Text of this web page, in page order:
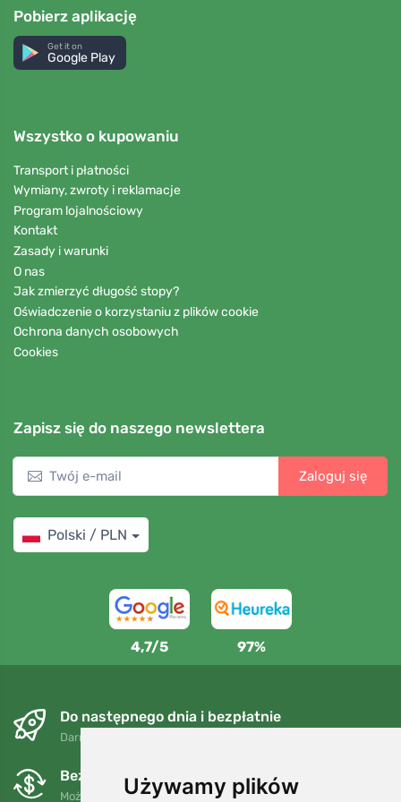
Używamy plików
Pobierz aplikację
Get it on
Google Play
Wszystko o kupowaniu
Transport i płatności
Wymiany, zwroty i reklamacje
Program lojalnościowy
Kontakt
Zasady i warunki
O nas
Jak zmierzyć długość stopy?
Oświadczenie o korzystaniu z plików cookie
Ochrona danych osobowych
Cookies
Zapisz się do naszego newslettera
Zaloguj się
Polski / PLN
4,7/5 97%
Do następnego dnia i bezpłatnie
Darmowa wysyłka dla zamówień powyżej 250 PLN
Bezpłatne wymiany i zwroty
Możesz zwrócić lub wymienić swoje zamówienie w dowolnym